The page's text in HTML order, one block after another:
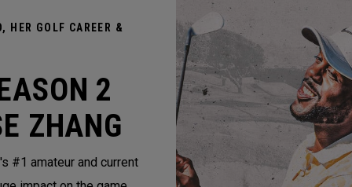
HER GOLF CAREER &
2
ZHANG
#1 amateur and current